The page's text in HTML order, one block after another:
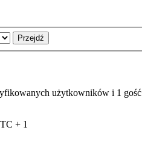
użytkowników i 1 gość
+ 1